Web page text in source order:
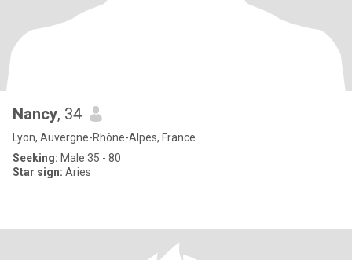
Nancy, 34
Lyon, Auvergne-Rhône-Alpes, France
Seeking: Male 35 - 80
Star sign: Aries